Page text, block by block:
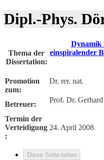
Dipl.-Phys.
Thema der
Dissertation:
Dynamik
einspiralender
Promotion
zum:
Dr. rer. nat.
Betreuer:
Prof. Dr.
Termin der
Verteidigung
:
24. April 2008
Diese Seite teilen